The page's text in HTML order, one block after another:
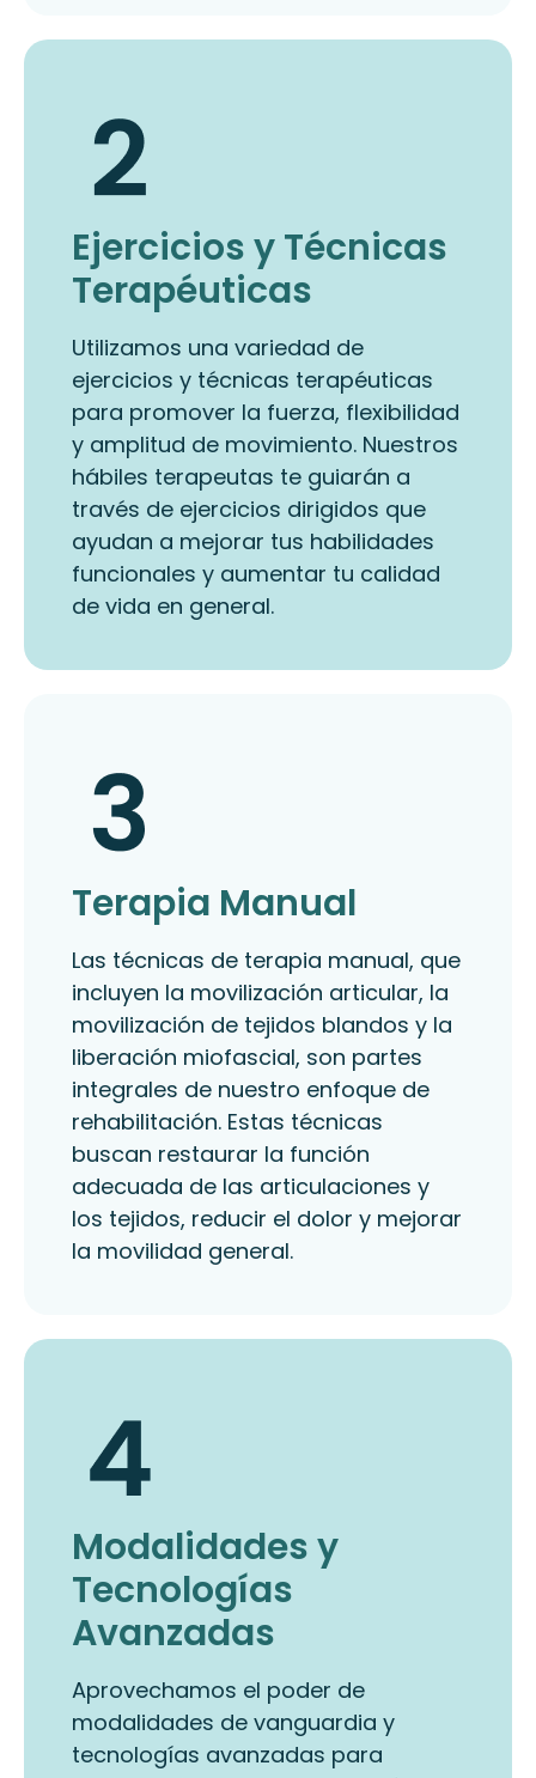
Ejercicios y Técnicas
Terapéuticas
Utilizamos una variedad de
ejercicios y técnicas terapéuticas
para promover la fuerza, flexibilidad
y amplitud de movimiento. Nuestros
hábiles terapeutas te guiarán a
través de ejercicios dirigidos que
ayudan a mejorar tus habilidades
funcionales y aumentar tu calidad
de vida en general.
Terapia Manual
Las técnicas de terapia manual, que
incluyen la movilización articular, la
movilización de tejidos blandos y la
liberación miofascial, son partes
integrales de nuestro enfoque de
rehabilitación. Estas técnicas
buscan restaurar la función
adecuada de las articulaciones y
los tejidos, reducir el dolor y mejorar
la movilidad general.
Modalidades y
Tecnologías
Avanzadas
Aprovechamos el poder de
modalidades de vanguardia y
tecnologías avanzadas para